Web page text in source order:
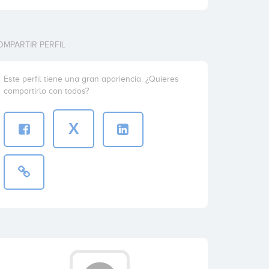
PERFIL
Este perfil tiene una gran apariencia. ¿Quieres
compartirlo con todos?
X